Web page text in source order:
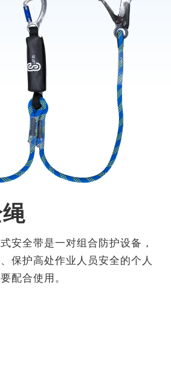
安全带是⼀对组合防护设备，
保护高处作业人员安全的个人
配合使用。